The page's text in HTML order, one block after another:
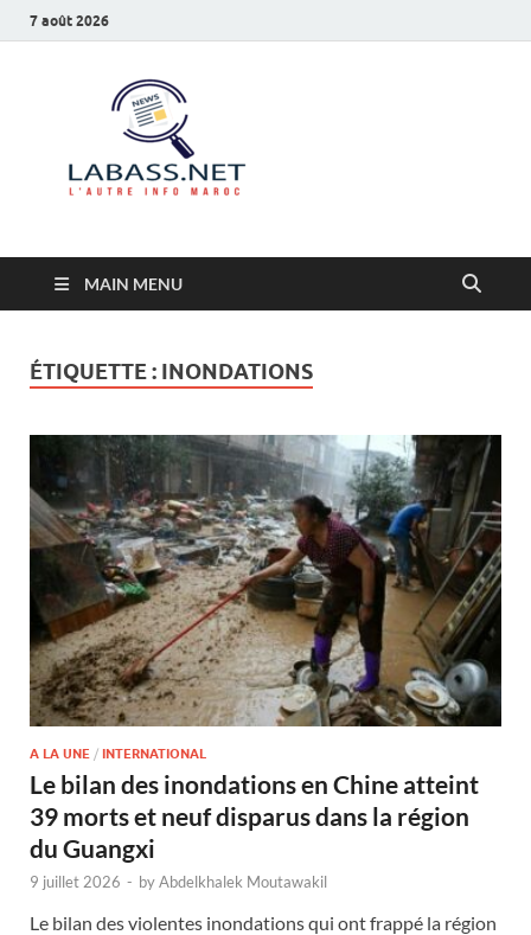
7 août 2026
MAIN MENU
ÉTIQUETTE : INONDATIONS
A LA UNE / INTERNATIONAL
Le bilan des inondations en Chine atteint
39 morts et neuf disparus dans la région
du Guangxi
9 juillet 2026 - byAbdelkhalek Moutawakil
Le bilan des violentes inondations qui ont frappé la région